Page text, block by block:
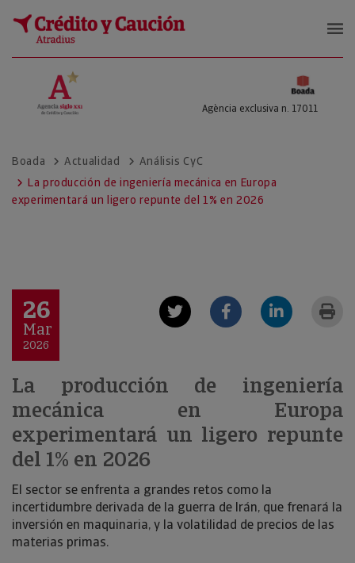
Boada
Agència exclusiva n. 17011
Boada Actualidad
Análisis CyC
La producción de ingeniería mecánica en Europa
experimentará un ligero repunte del 1% en 2026
26
Mar
2026
La producción de ingeniería
mecánica en Europa
experimentará un ligero repunte
del 1% en 2026
El sector se enfrenta a grandes retos como la
incertidumbre derivada de la guerra de Irán, que frenará la
inversión en maquinaria, y la volatilidad de precios de las
materias primas.